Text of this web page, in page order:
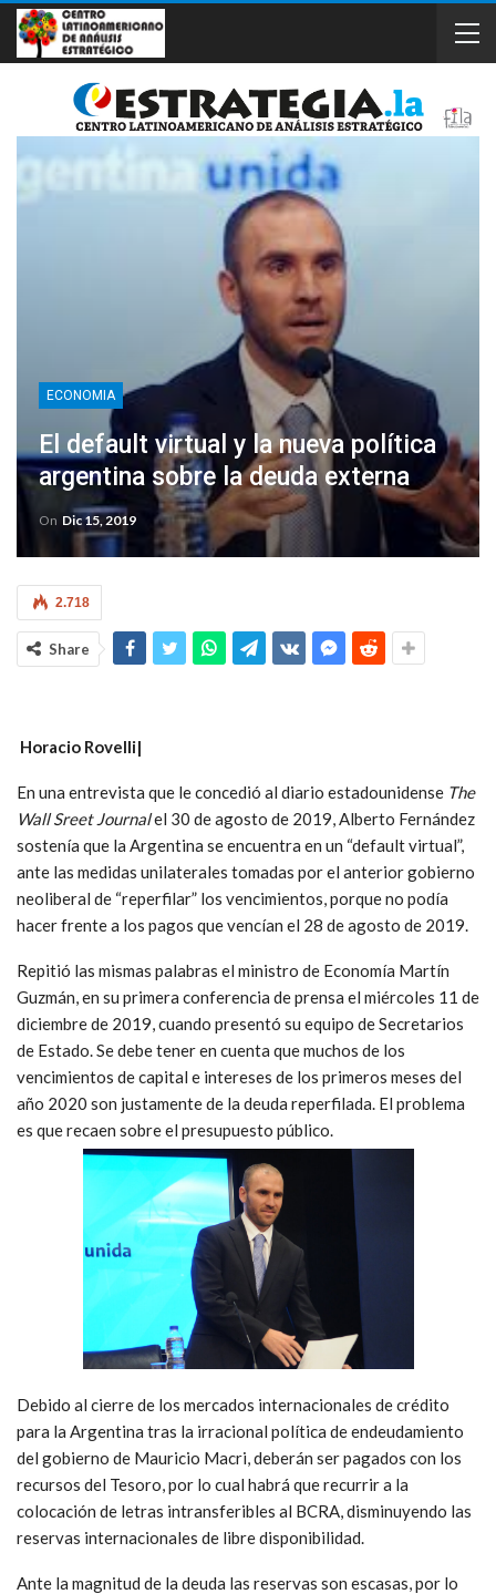
ECONOMIA
El default virtual y la nueva política
argentina sobre la deuda externa
On Dic 15, 2019
2.718
Share
Horacio Rovelli|
En una entrevista que le concedió al diario estadounidense The
Wall Sreet Journalel 30 de agosto de 2019, Alberto Fernández
sostenía que la Argentina se encuentra en un “default virtual”,
ante las medidas unilaterales tomadas por el anterior gobierno
neoliberal de “reperfilar” los vencimientos, porque no podía
hacer frente a los pagos que vencían el 28 de agosto de 2019.
Repitió las mismas palabras el ministro de Economía Martín
Guzmán, en su primera conferencia de prensa el miércoles 11 de
diciembre de 2019, cuando presentó su equipo de Secretarios
de Estado. Se debe tener en cuenta que muchos de los
vencimientos de capital e intereses de los primeros meses del
año 2020 son justamente de la deuda reperfilada. El problema
es que recaen sobre el presupuesto público.
Debido al cierre de los mercados internacionales de crédito
para la Argentina tras la irracional política de endeudamiento
del gobierno de Mauricio Macri, deberán ser pagados con los
recursos del Tesoro, por lo cual habrá que recurrir a la
colocación de letras intransferibles al BCRA, disminuyendo las
reservas internacionales de libre disponibilidad.
Ante la magnitud de la deuda las reservas son escasas, por lo